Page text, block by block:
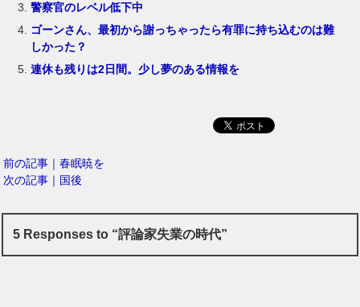
警察官のレベル低下中
ゴーンさん、最初から謝っちゃったら有罪に持ち込むのは難
しかった？
連休も残りは2日間。少し夢のある情報を
前の記事｜春眠暁を
次の記事｜国後
5 Responses to “評論家失業の時代”